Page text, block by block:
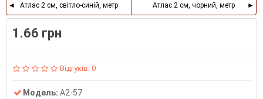
Атлас 2 см, світло-синій, метр Атлас 2 см, чорний, метр
1.66 грн
Відгуків: 0
Модель: А2-57